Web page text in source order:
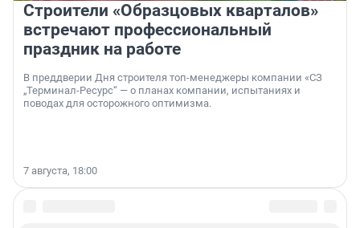
Строители «Образцовых кварталов»
встречают профессиональный
праздник на работе
В преддверии Дня строителя топ-менеджеры компании «СЗ
„Терминал-Ресурс“ — о планах компании, испытаниях и
поводах для осторожного оптимизма.
7 августа, 18:00